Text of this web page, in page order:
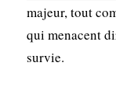
majeur, tout
qui menacent
survie.